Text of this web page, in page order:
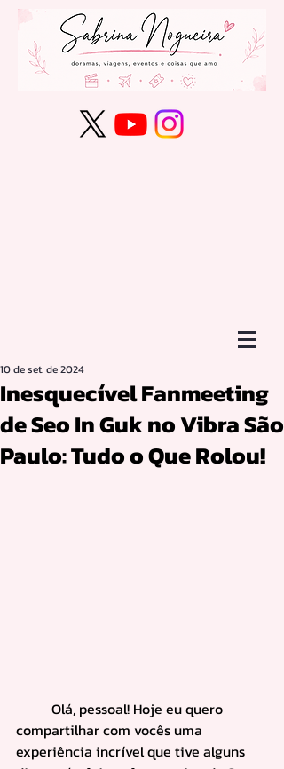
Inesquecível Fanmeeting
de Seo In Guk no Vibra São
Paulo: Tudo o Que Rolou!
10 de set. de 2024
compartilhar com vocês uma
experiência incrível que tive alguns